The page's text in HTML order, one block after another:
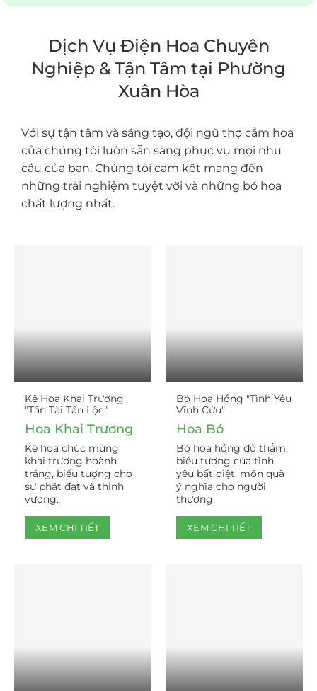
Dịch Vụ Điện Hoa Chuyên
Nghiệp & Tận Tâm tại Phường
Xuân Hòa
Với sự tận tâm và sáng tạo, đội ngũ thợ cắm hoa
của chúng tôi luôn sẵn sàng phục vụ mọi nhu
cầu của bạn. Chúng tôi cam kết mang đến
những trải nghiệm tuyệt vời và những bó hoa
chất lượng nhất.
Kệ Hoa Khai Trương
"Tấn Tài Tấn Lộc"
Hoa Khai Trương
Kệ hoa chúc mừng
khai trương hoành
tráng, biểu tượng cho
sự phát đạt và thịnh
vượng.
XEM CHI TIẾT
Bó Hoa Hồng "Tình Yêu
Vĩnh Cửu"
Hoa Bó
Bó hoa hồng đỏ thắm,
biểu tượng của tình
yêu bất diệt, món quà
ý nghĩa cho người
thương.
XEM CHI TIẾT